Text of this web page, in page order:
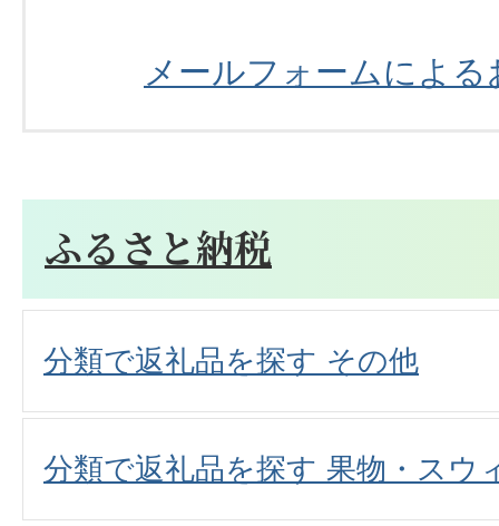
メールフォームによ
ふるさと納税
分類で返礼品を探す その他
分類で返礼品を探す 果物・スウ